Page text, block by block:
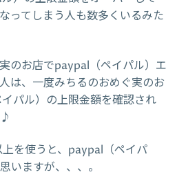
ってしまう人も数多くいるみた
のお店でpaypal（ペイパル）エ
は、一度みちるのおめぐ実のお
パル）の上限金額を確認され
を使うと、paypal（ペイパ
いますが、、、。